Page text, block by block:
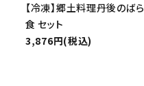
【冷凍】郷土料理丹後のば
食 セット
3,876円(税込)